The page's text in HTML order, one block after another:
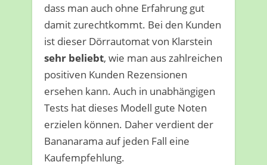
dass man auch ohne Erfahrung gut
damit zurechtkommt. Bei den Kunden
ist dieser Dörrautomat von Klarstein
sehr beliebt, wie man aus zahlreichen
positiven Kunden Rezensionen
ersehen kann. Auch in unabhängigen
Tests hat dieses Modell gute Noten
erzielen können. Daher verdient der
Bananarama auf jeden Fall eine
Kaufempfehlung.